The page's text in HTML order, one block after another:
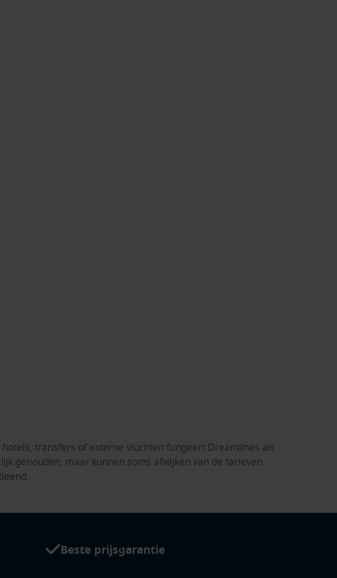
transfers of externe vluchten fungeert Dreamlines als
gehouden, maar kunnen soms afwijken van de tarieven
Beste prijsgarantie